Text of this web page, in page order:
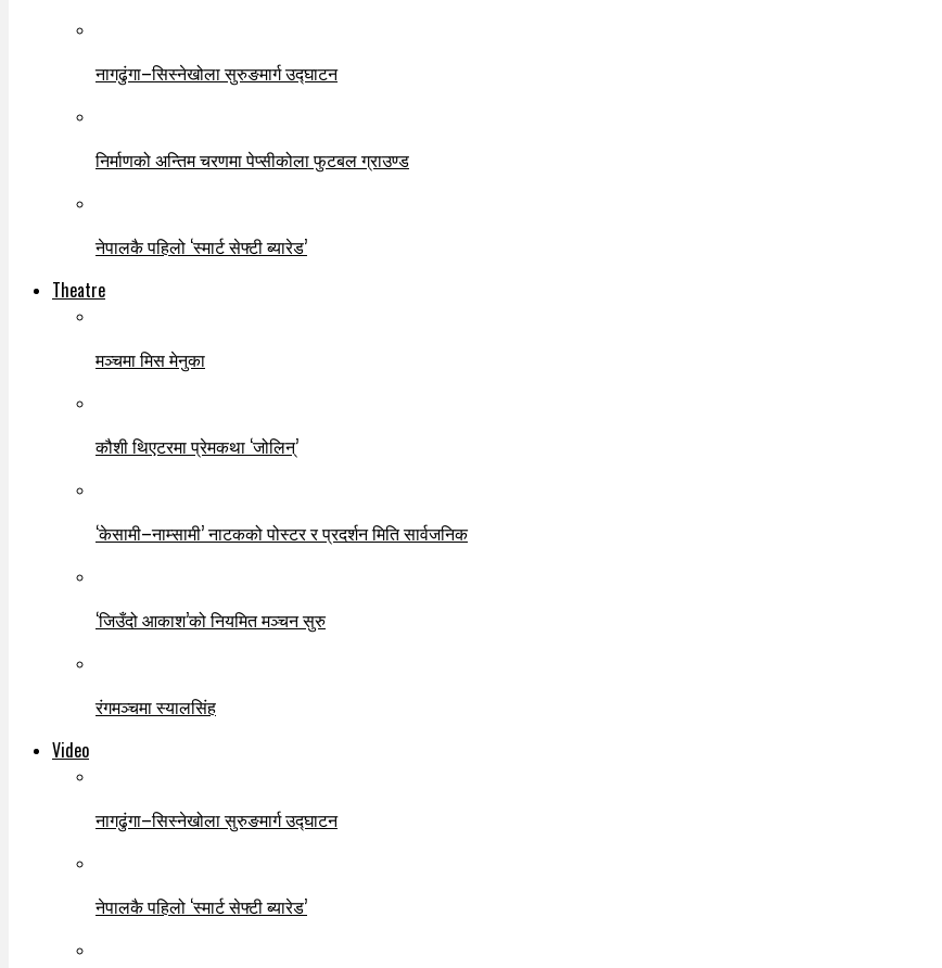
नागढुंगा–सिस्नेखोला सुरुङमार्ग उद्घाटन
निर्माणको अन्तिम चरणमा पेप्सीकोला फुटबल ग्राउण्ड
नेपालकै पहिलो ‘स्मार्ट सेफ्टी ब्यारेड’
Theatre
मञ्चमा मिस मेनुका
कौशी थिएटरमा प्रेमकथा ‘जोलिन्’
‘केसामी–नाम्सामी’ नाटकको पोस्टर र प्रदर्शन मिति सार्वजनिक
‘जिउँदो आकाश’को नियमित मञ्चन सुरु
रंगमञ्चमा स्यालसिंह
Video
नागढुंगा–सिस्नेखोला सुरुङमार्ग उद्घाटन
नेपालकै पहिलो ‘स्मार्ट सेफ्टी ब्यारेड’